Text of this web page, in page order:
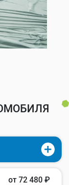
от 72 480 ₽